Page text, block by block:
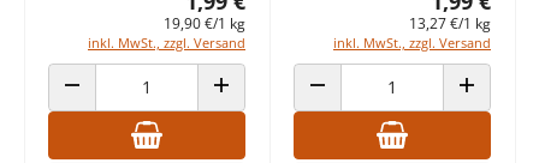
19,90 €/1 kg
inkl. MwSt., zzgl. Versand
ANZAHL VERRINGERN ANZAHL ERHÖHEN
13,27 €/1 kg
inkl. MwSt., zzgl. Versand
ANZAHL VERRINGERN ANZAHL